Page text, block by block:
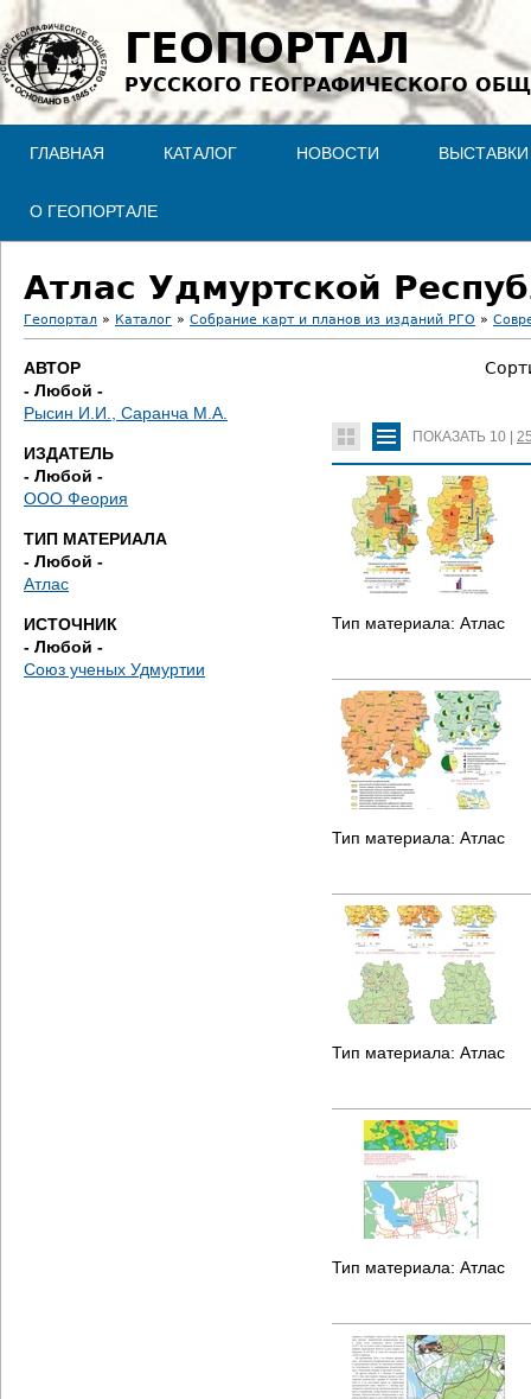
Jump to navigation
ГЕОПОРТАЛ
РУССКОГО ГЕОГРАФИЧЕСКОГО
ГЛАВНАЯ КАТАЛОГ НОВОСТИ ВЫСТАВКИ
О ГЕОПОРТАЛЕ
Атлас Удмуртской
В
ы
з
д
е
с
ь
Геопортал » Каталог » Собрание карт и планов из изданий РГО »
АВТОР
- Любой -
Рысин И.И., Саранча М.А.
ИЗДАТЕЛЬ
- Любой -
ООО Феория
ТИП МАТЕРИАЛА
- Любой -
Атлас
ИСТОЧНИК
- Любой -
Союз ученых Удмуртии
ПОКАЗАТЬ 10
Тип материала: Атлас
Тип материала: Атлас
Тип материала: Атлас
Тип материала: Атлас